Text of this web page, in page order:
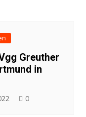
Greuther
in
0